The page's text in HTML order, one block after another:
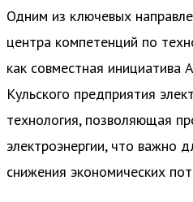
Одним из ключевых
центра компетенций по
как совместная
Кульского предприятия
технология, позволяющая
электроэнергии, что важно
снижения экономических